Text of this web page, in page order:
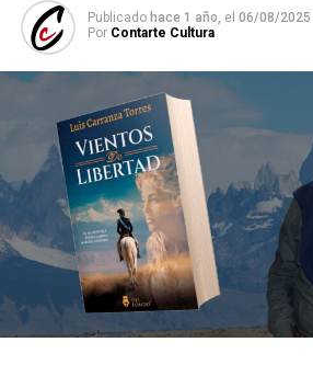
Publicado hace 1 año, el 06/08/2025
Por Contarte Cultura